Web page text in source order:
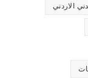
الاردني